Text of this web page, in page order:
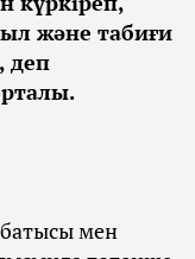
және табиғи
деп
мен